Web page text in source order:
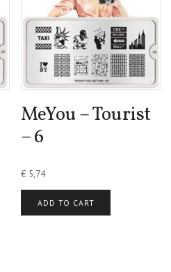
MeYou – Tourist
– 6
€ 5,74
ADD TO CART